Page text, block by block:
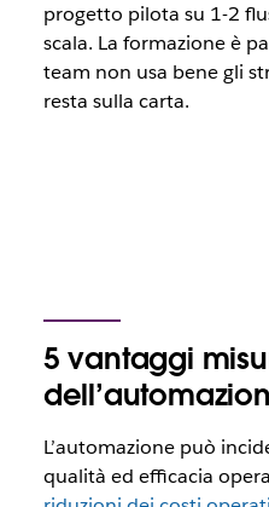
progetto pilota su 1-2
scala. La formazione è
team non usa bene gli
resta sulla carta.
5 vantaggi
L’automazione può
qualità ed efficacia